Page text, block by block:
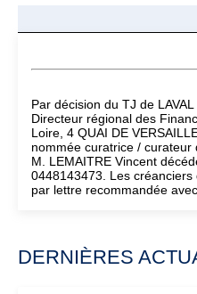
Par décision du TJ de
Directeur régional des
Loire, 4 QUAI DE
nommée curatrice /
M. LEMAITRE Vincent
0448143473. Les
par lettre recommandée avec
DERNIÈRES